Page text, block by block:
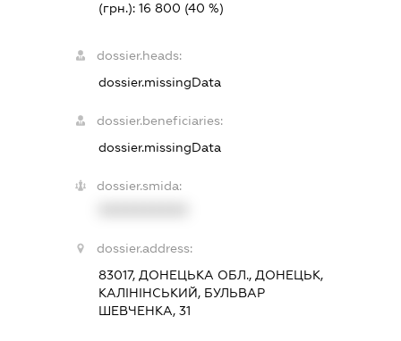
(грн.):16 800 (40 %)
dossier.heads:
dossier.missingData
dossier.beneficiaries:
dossier.missingData
dossier.smida:
dossier.address:
83017, ДОНЕЦЬКА ОБЛ., ДОНЕЦЬК,
КАЛІНІНСЬКИЙ, БУЛЬВАР
ШЕВЧЕНКА, 31